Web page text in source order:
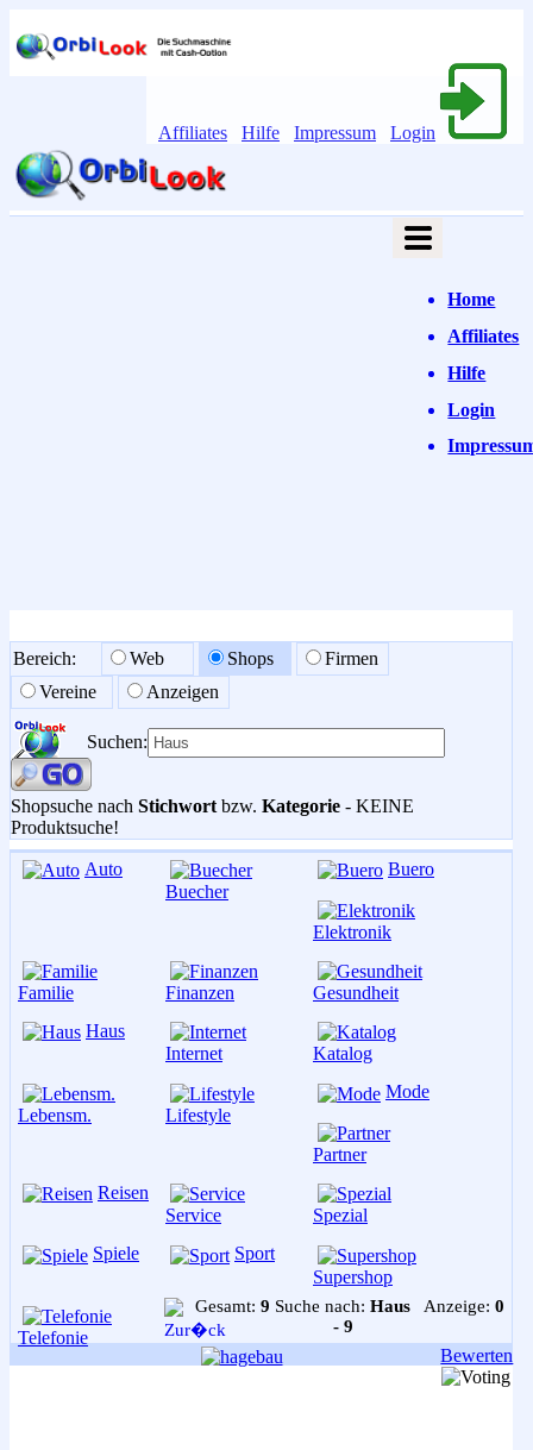
Affiliates Hilfe Impressum Login
Home
Affiliates
Hilfe
Login
Bereich: Web Shops
Firmen
Vereine
Anzeigen
Suchen:
Shopsuche nach Stichwort bzw. Kategorie - KEINE
Produktsuche!
Auto
Buecher
Buero
Elektronik
Familie Finanzen
Gesundheit
Haus
Internet
Katalog
Lebensm. Lifestyle
Mode
Partner
Reisen
Service
Spezial
Spiele
Sport
Supershop
Telefonie
Gesamt:9 Suche nach:Haus Anzeige:0
- 9
Bewerten